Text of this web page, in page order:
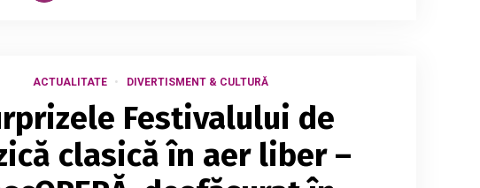
ACTUALITATE DIVERTISMENT & CULTURĂ
Festivalului de
clasică în aer liber –